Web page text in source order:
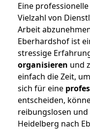
Eine professionelle
Vielzahl von
Arbeit
Eberhardshof ist
stressige
organisieren und
einfach die Zeit,
sich für eine
entscheiden,
reibungslosen
Heidelberg nach